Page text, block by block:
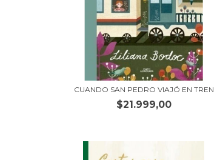
CUANDO SAN PEDRO VIAJÓ EN TREN
$21.999,00